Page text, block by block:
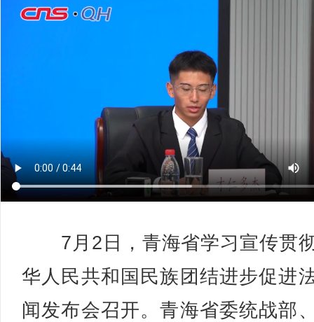
7月2日，青海省学习宣传贯
华人民共和国民族团结进步促进
闻发布会召开。青海省委统战部